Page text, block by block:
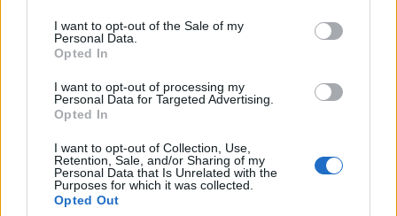
I want to opt-out of the Sale of my
Personal Data.
Opted In
I want to opt-out of processing my
Personal Data for Targeted Advertising.
Opted In
I want to opt-out of Collection, Use,
Retention, Sale, and/or Sharing of my
Personal Data that Is Unrelated with the
Purposes for which it was collected.
Opted Out
μάθετε πρώτοιτα πιο hot νέα .
ΔΙΑΦΗΜΙΣΗ